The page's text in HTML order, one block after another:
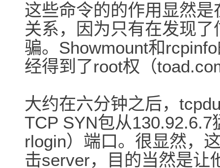
这些命令的的作用显然
关系，因为只有在发现
骗。Showmount和
经得到了root权（
大约在六分钟之后，
TCP SYN包从
rlogin）端口。很显然，
击server，目的当然是让